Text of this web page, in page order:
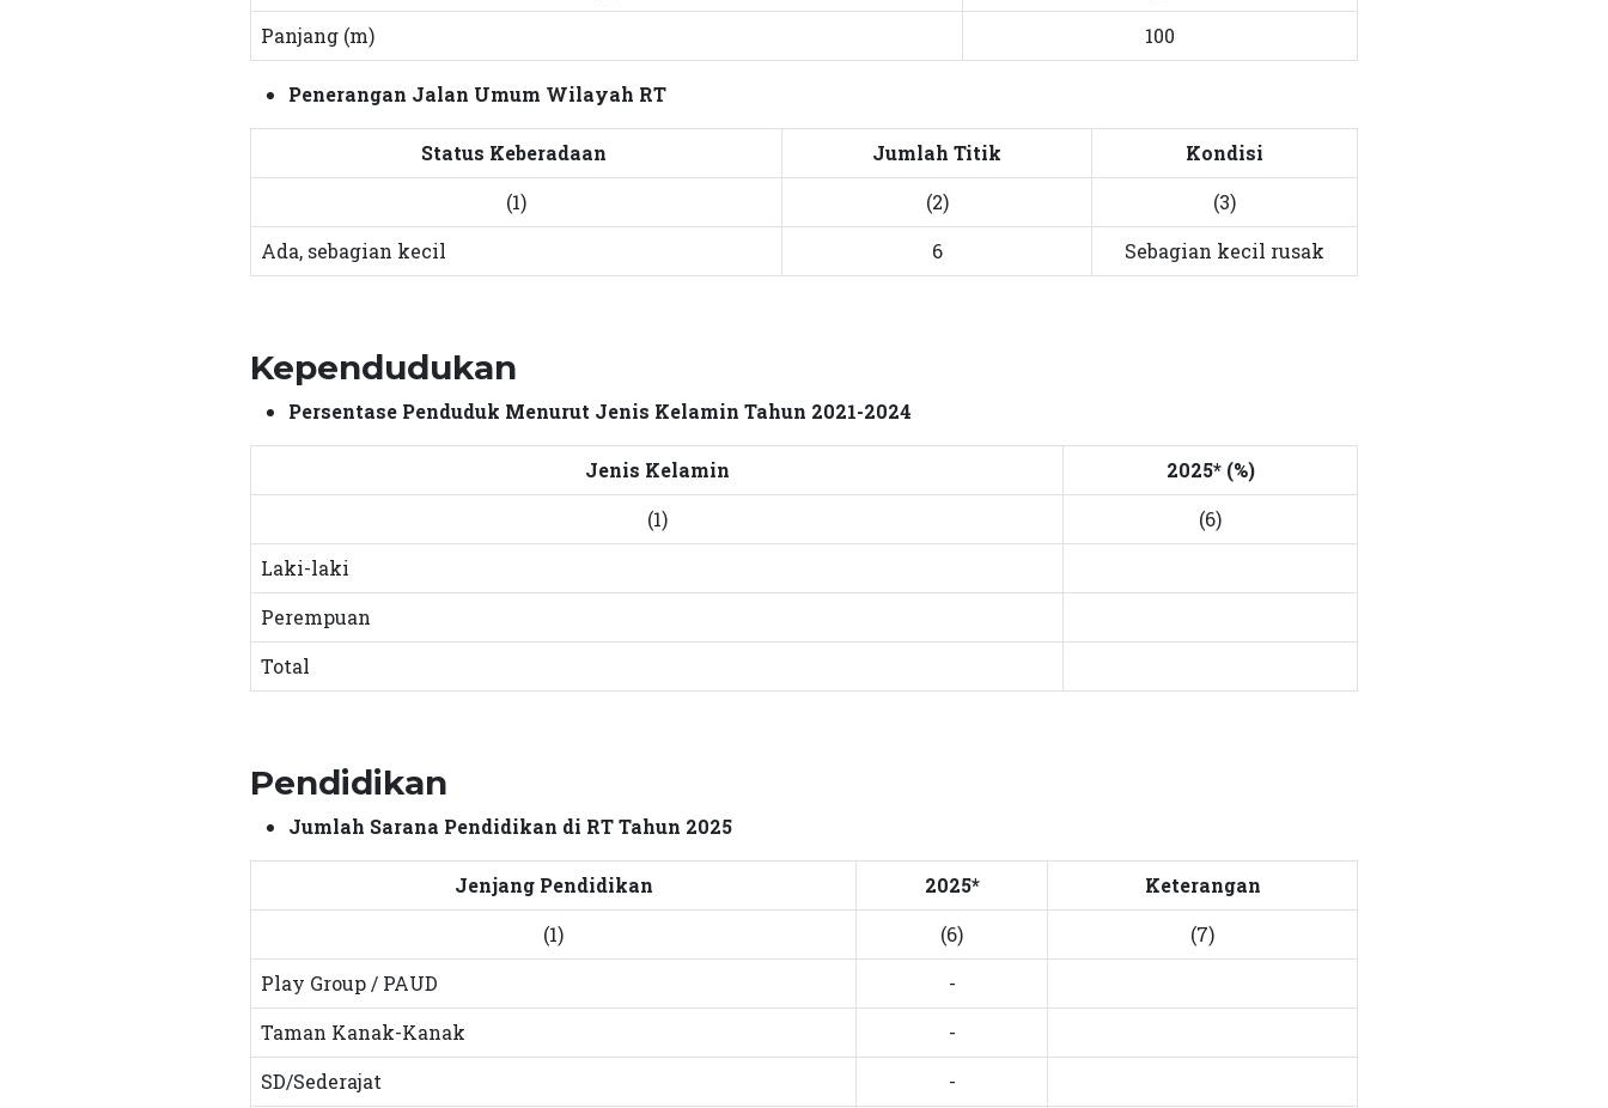
Panjang (m)
100
Penerangan Jalan Umum Wilayah RT
Status Keberadaan Jumlah Titik
Kondisi
(1)
(2)
(3)
Ada, sebagian kecil
6 Sebagian kecil rusak
Kependudukan
Persentase Penduduk Menurut Jenis Kelamin Tahun 2021-2024
Jenis Kelamin
2025* (%)
(1)
(6)
Laki-laki
Perempuan
Total
Pendidikan
Jumlah Sarana Pendidikan di RT Tahun 2025
Jenjang Pendidikan 2025*
Keterangan
(1)
(6)
(7)
Play Group / PAUD
-
Taman Kanak-Kanak
-
SD/Sederajat
-